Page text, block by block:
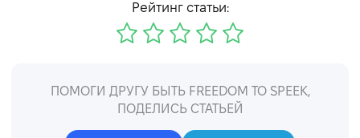
Рейтинг статьи:
ПОМОГИ ДРУГУ БЫТЬ FREEDOM TO SPEEK,
ПОДЕЛИСЬ СТАТЬЕЙ